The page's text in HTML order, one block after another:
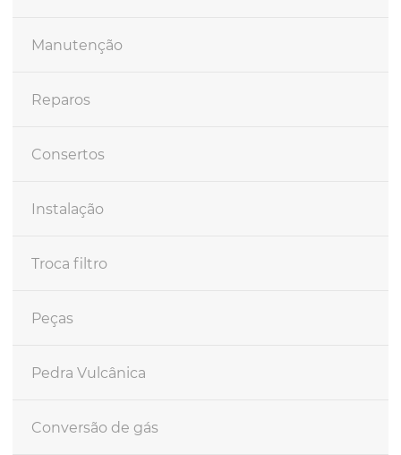
Manutenção
Reparos
Consertos
Instalação
Troca filtro
Peças
Pedra Vulcânica
Conversão de gás